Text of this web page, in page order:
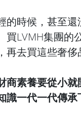
的時候，甚至
買LVMH集團的
再去買這些奢
商素養要從小
識一代一代傳承